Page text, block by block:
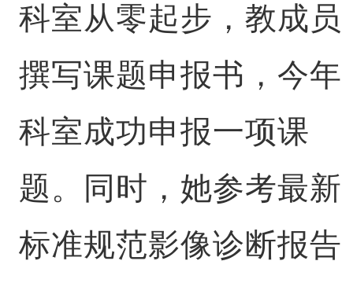
科室从零起步，教成员
撰写课题申报书，今年
科室成功申报一项课
题。同时，她参考最新
标准规范影像诊断报告